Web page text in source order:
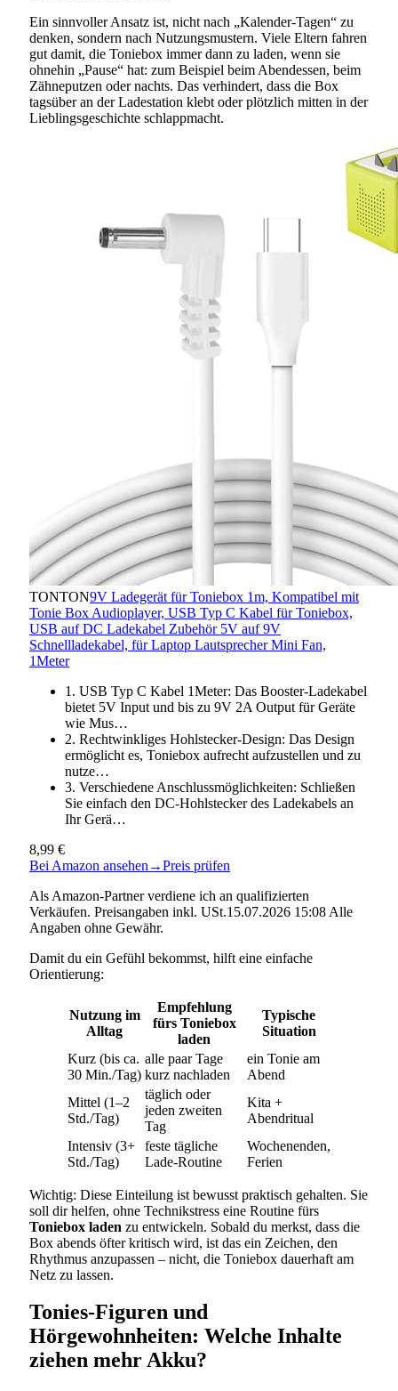
Ein sinnvoller Ansatz ist, nicht nach „Kalender-Tagen“ zu
denken, sondern nach Nutzungsmustern. Viele Eltern fahren
gut damit, die Toniebox immer dann zu laden, wenn sie
ohnehin „Pause“ hat: zum Beispiel beim Abendessen, beim
Zähneputzen oder nachts. Das verhindert, dass die Box
tagsüber an der Ladestation klebt oder plötzlich mitten in der
Lieblingsgeschichte schlappmacht.
TONTON9V Ladegerät für Toniebox 1m, Kompatibel mit
Tonie Box Audioplayer, USB Typ C Kabel für Toniebox,
USB auf DC Ladekabel Zubehör 5V auf 9V
Schnellladekabel, für Laptop Lautsprecher Mini Fan,
1Meter
1. USB Typ C Kabel 1Meter: Das Booster-Ladekabel
bietet 5V Input und bis zu 9V 2A Output für Geräte
wie Mus…
2. Rechtwinkliges Hohlstecker-Design: Das Design
ermöglicht es, Toniebox aufrecht aufzustellen und zu
nutze…
3. Verschiedene Anschlussmöglichkeiten: Schließen
Sie einfach den DC-Hohlstecker des Ladekabels an
Ihr Gerä…
8,99 €
Bei Amazon ansehen →Preis prüfen
Als Amazon-Partner verdiene ich an qualifizierten
Verkäufen. Preisangaben inkl. USt.15.07.2026 15:08 Alle
Angaben ohne Gewähr.
Damit du ein Gefühl bekommst, hilft eine einfache
Orientierung:
Nutzung im
Alltag
Empfehlung
fürs Toniebox
laden
Typische
Situation
Kurz (bis ca.
30 Min./Tag)
alle paar Tage
kurz nachladen
ein Tonie am
Abend
Mittel (1–2
Std./Tag)
täglich oder
jeden zweiten
Tag
Kita +
Abendritual
Intensiv (3+
Std./Tag)
feste tägliche
Lade-Routine
Wochenenden,
Ferien
Wichtig: Diese Einteilung ist bewusst praktisch gehalten. Sie
soll dir helfen, ohne Technikstress eine Routine fürs
Toniebox laden zu entwickeln. Sobald du merkst, dass die
Box abends öfter kritisch wird, ist das ein Zeichen, den
Rhythmus anzupassen – nicht, die Toniebox dauerhaft am
Netz zu lassen.
Tonies-Figuren und
Hörgewohnheiten: Welche Inhalte
ziehen mehr Akku?